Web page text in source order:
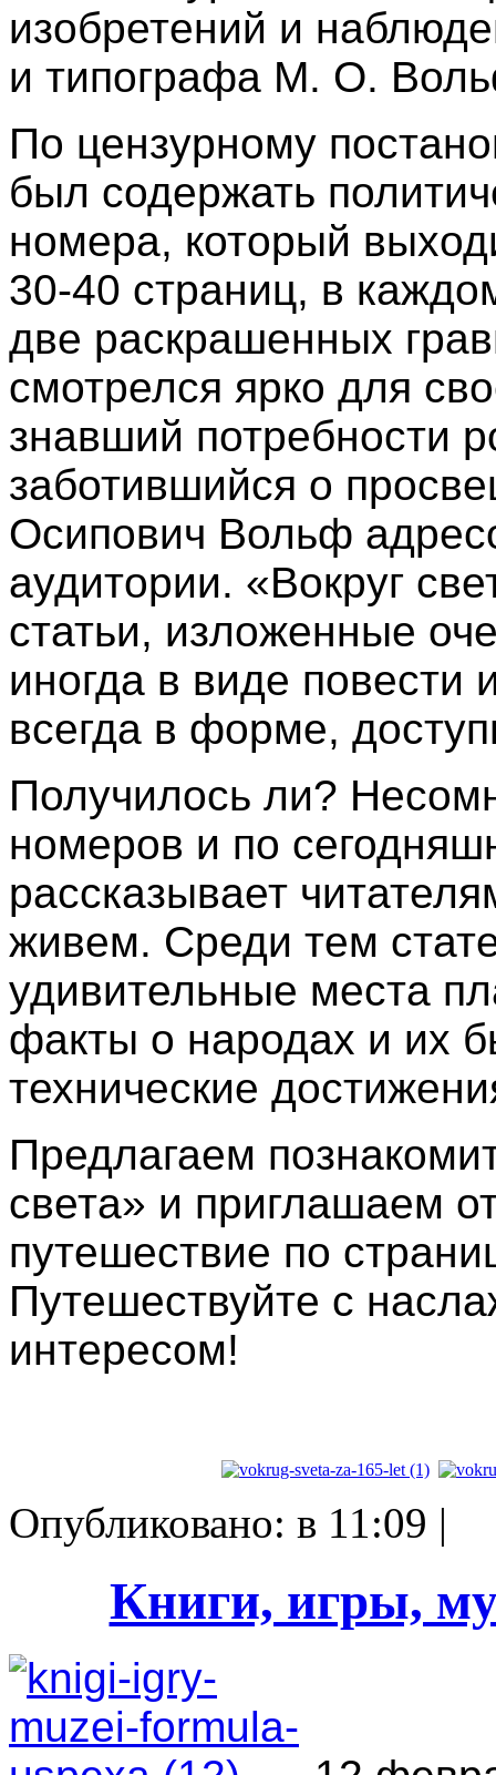
изобретений и
и типографа М. О.
По цензурному
был содержать
номера, который
30-40 страниц, в
две раскрашенных
смотрелся ярко для
знавший потребности
заботившийся о
Осипович Вольф
аудитории. «Вокруг
статьи, изложенные
иногда в виде повести
всегда в форме,
Получилось ли?
номеров и по
рассказывает
живем. Среди тем
удивительные места
факты о народах и их
технические
Предлагаем
света» и приглашаем
путешествие по
Путешествуйте с
интересом!
Опубликовано: в 11:09 |
Книги, игры,